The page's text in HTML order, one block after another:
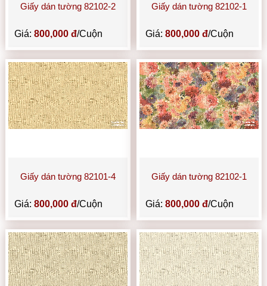
Giấy dán tường 82102-2
Giá:800,000 đ/Cuộn
Giấy dán tường 82102-1
Giá: 800,000 đ/Cuộn
Giấy dán tường 82101-4
Giá:800,000 đ/Cuộn
Giấy dán tường 82102-1
Giá: 800,000 đ/Cuộn